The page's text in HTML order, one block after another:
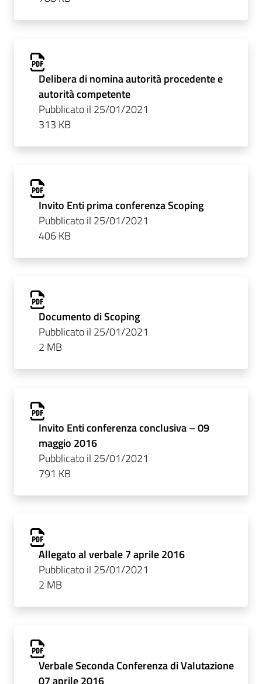
Delibera di nomina autorità procedente e
autorità competente
Pubblicato il 25/01/2021
313 KB
Invito Enti prima conferenza Scoping
Pubblicato il 25/01/2021
406 KB
Documento di Scoping
Pubblicato il 25/01/2021
2 MB
Invito Enti conferenza conclusiva – 09
maggio 2016
Pubblicato il 25/01/2021
791 KB
Allegato al verbale 7 aprile 2016
Pubblicato il 25/01/2021
2 MB
Verbale Seconda Conferenza di Valutazione